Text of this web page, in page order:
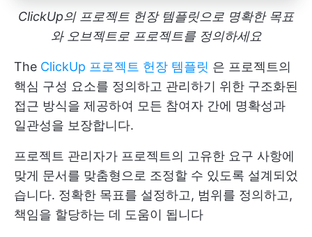
ClickUp의 프로젝트 헌장 템플릿으로 명확한 목표
와 오브젝트로 프로젝트를 정의하세요
The ClickUp 프로젝트 헌장 템플릿 은 프로젝트의
핵심 구성 요소를 정의하고 관리하기 위한 구조화된
접근 방식을 제공하여 모든 참여자 간에 명확성과
일관성을 보장합니다.
프로젝트 관리자가 프로젝트의 고유한 요구 사항에
맞게 문서를 맞춤형으로 조정할 수 있도록 설계되었
습니다. 정확한 목표를 설정하고, 범위를 정의하고,
책임을 할당하는 데 도움이 됩니다